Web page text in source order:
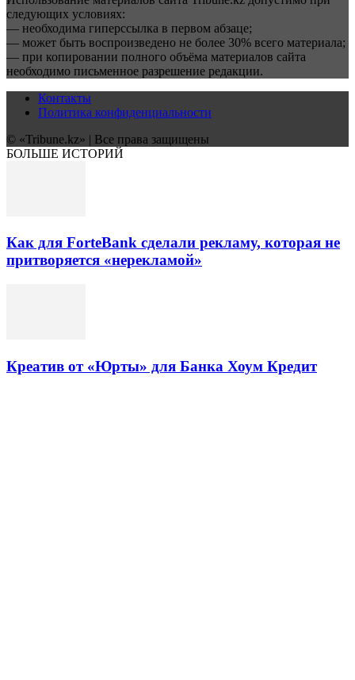
следующих условиях:
— необходима гиперссылка в первом абзаце;
— может быть воспроизведено не более 30% всего материала;
— при копировании полного объёма материалов сайта
необходимо письменное разрешение редакции.
Контакты
Политика конфиденциальности
© «Tribune.kz» | Все права защищены
БОЛЬШЕ ИСТОРИЙ
Как для ForteBank сделали рекламу, которая не
притворяется «нерекламой»
Креатив от «Юрты» для Банка Хоум Кредит